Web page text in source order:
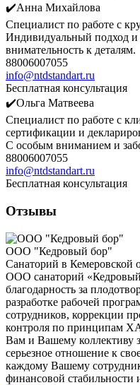
✔️Анна Михайлова
Специалист по работе с
Индивидуальный подход и
внимательность к деталям.
88006007055
info@ntdstandart.ru
Бесплатная консультация
✔️Ольга Матвеева
Специалист по работе с
сертификации и
С особым вниманием и
88006007055
info@ntdstandart.ru
Бесплатная консультация
Отзывы
ООО "Кедровый бор"
Санаторий в Кемеровской
ООО санаторий
благодарность за
разработке рабочей
сотрудников, коррекции
контроля по принципам
Вам и Вашему коллективу
серьезное отношение к
каждому Вашему
финансовой стабильности